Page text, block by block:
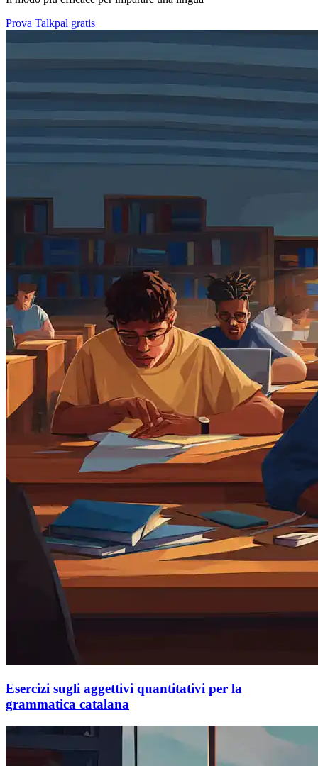
Prova Talkpal gratis
Esercizi sugli aggettivi quantitativi per la
grammatica catalana